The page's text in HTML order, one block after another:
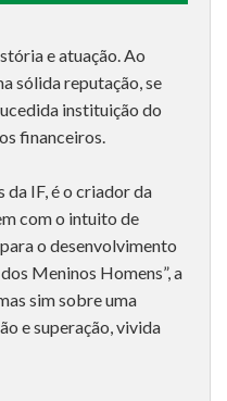
e atuação. Ao
sólida reputação, se
instituição do
financeiros.
da IF, é o criador da
com o intuito de
o desenvolvimento
Meninos Homens”, a
sim sobre uma
e superação, vivida